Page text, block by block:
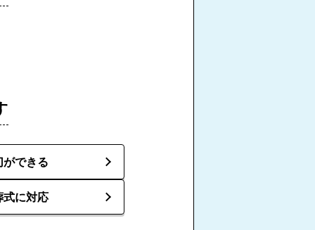
ができる
式に対応